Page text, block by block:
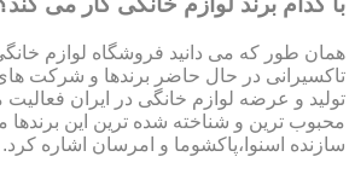
همان طور که می دانید فروشگاه لوازم
تاکسیرانی در حال حاضر برندها و شرکت
تولید و عرضه لوازم خانگی در ایران فعالیت
محبوب ترین و شناخته شده ترین این
سازنده اسنوا،پاکشوما و امرسان اشاره کرد.